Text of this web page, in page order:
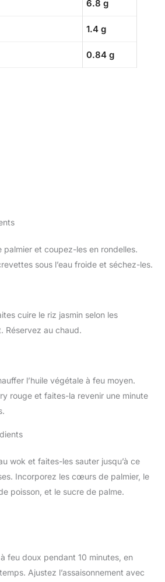
6.8 g
1.4 g
0.84 g
et coupez-les en rondelles.
sous l’eau froide et séchez-les.
cuire le riz jasmin selon les
Réservez au chaud.
l’huile végétale à feu moyen.
rouge et faites-la revenir une minute
wok et faites-les sauter jusqu’à ce
Incorporez les cœurs de palmier, le
poisson, et le sucre de palme.
feu doux pendant 10 minutes, en
Ajustez l’assaisonnement avec